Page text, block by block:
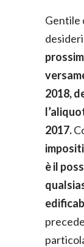
Gentile
2018,
2017.
è il